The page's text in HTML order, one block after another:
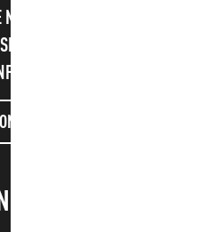
UNSEREN
UND UNSERE
LETTER